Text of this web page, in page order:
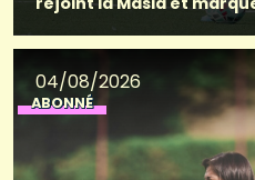
04/08/2026
ABONNÉ